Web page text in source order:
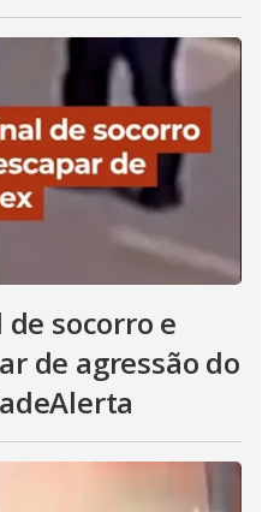
socorro e
de agressão do